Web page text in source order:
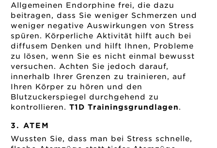
Allgemeinen Endorphine frei, die dazu
beitragen, dass Sie weniger Schmerzen und
weniger negative Auswirkungen von Stress
spüren. Körperliche Aktivität hilft auch bei
diffusem Denken und hilft Ihnen, Probleme
zu lösen, wenn Sie es nicht einmal bewusst
versuchen. Achten Sie jedoch darauf,
innerhalb Ihrer Grenzen zu trainieren, auf
Ihren Körper zu hören und den
Blutzuckerspiegel durchgehend zu
kontrollieren.T1D Trainingsgrundlagen.
3. ATEM
Wussten Sie, dass man bei Stress schnelle,